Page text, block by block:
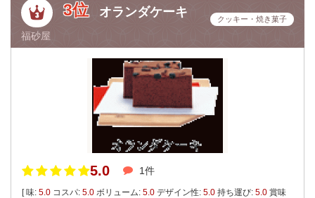
3位 オランダケーキ
福砂屋
クッキー・焼き菓子
5.0 1件
[ 味: 5.0 コスパ: 5.0 ボリューム: 5.0 デザイン性: 5.0 持ち運び: 5.0 賞味